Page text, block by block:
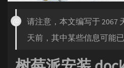
请注意，本文编写于 2067
天前，其中某些信息可能已